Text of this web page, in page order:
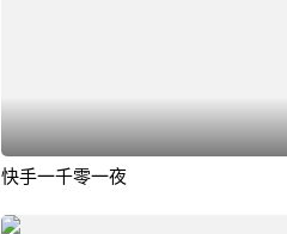
快手一千零一夜